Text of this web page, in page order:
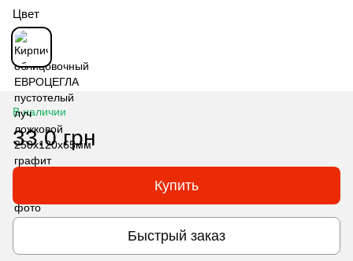
Цвет
В наличии
33.0 грн
Купить
Быстрый заказ